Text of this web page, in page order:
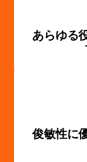
あらゆる
俊敏性に